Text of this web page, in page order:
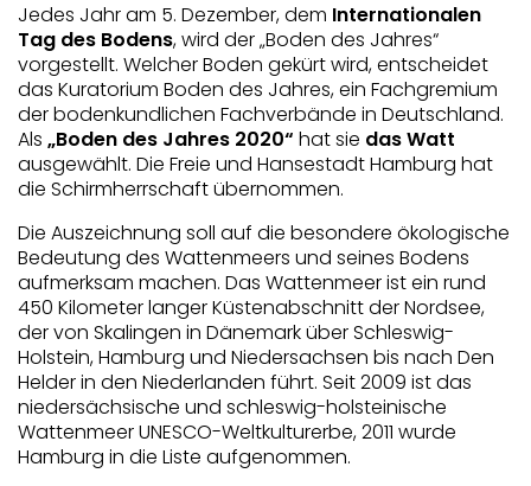
Jedes Jahr am 5. Dezember, dem Internationalen
Tag des Bodens, wird der „Boden des Jahres“
vorgestellt. Welcher Boden gekürt wird, entscheidet
das Kuratorium Boden des Jahres, ein Fachgremium
der bodenkundlichen Fachverbände in Deutschland.
Als „Boden des Jahres 2020“ hat sie das Watt
ausgewählt. Die Freie und Hansestadt Hamburg hat
die Schirmherrschaft übernommen.
Die Auszeichnung soll auf die besondere ökologische
Bedeutung des Wattenmeers und seines Bodens
aufmerksam machen. Das Wattenmeer ist ein rund
450 Kilometer langer Küstenabschnitt der Nordsee,
der von Skalingen in Dänemark über Schleswig-
Holstein, Hamburg und Niedersachsen bis nach Den
Helder in den Niederlanden führt. Seit 2009 ist das
niedersächsische und schleswig-holsteinische
Wattenmeer UNESCO-Weltkulturerbe, 2011 wurde
Hamburg in die Liste aufgenommen.